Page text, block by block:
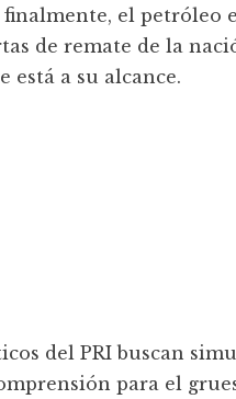
el petróleo
de remate de la
a su alcance.
del PRI buscan
para el